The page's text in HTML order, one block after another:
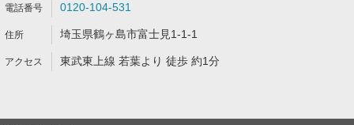
0120-104-531
埼玉県鶴ヶ島市富士見1-1-1
東武東上線 若葉より 徒歩 約1分